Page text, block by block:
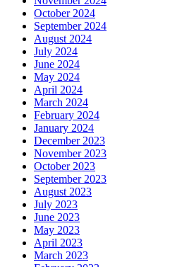
October 2024
September 2024
August 2024
July 2024
June 2024
May 2024
April 2024
March 2024
February 2024
January 2024
December 2023
November 2023
October 2023
September 2023
August 2023
July 2023
June 2023
May 2023
April 2023
March 2023